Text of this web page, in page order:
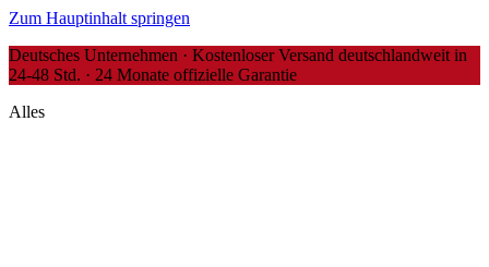
Zum Hauptinhalt springen
Deutsches Unternehmen · Kostenloser Versand deutschlandweit in
24-48 Std. · 24 Monate offizielle Garantie
Alles